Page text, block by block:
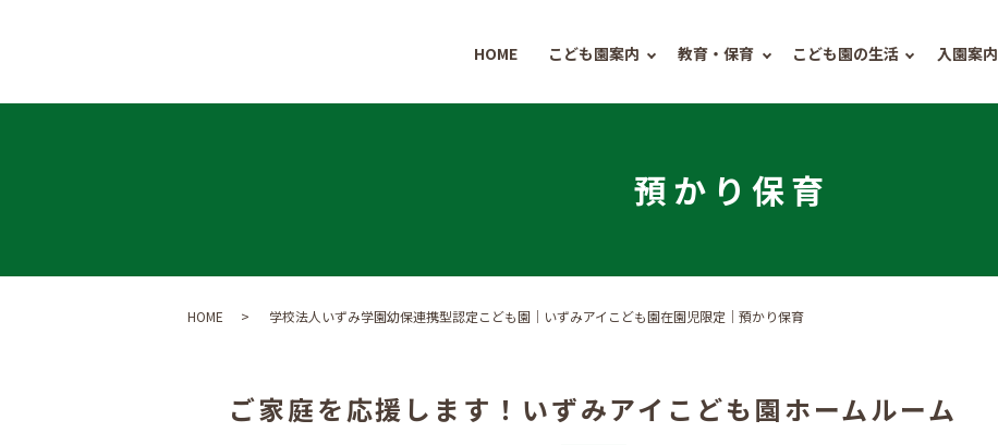
HOME こども園案内 教育・保育 こども園の生活 入園案内
預かり保育
HOME 学校法人いずみ学園幼保連携型認定こども園｜いずみアイこども園在園児限定｜預かり保育
ご家庭を応援します！ いずみアイこども園ホームルーム